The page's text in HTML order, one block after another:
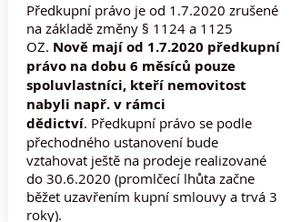
Předkupní právo je od 1.7.2020 zrušené
na základě změny § 1124 a 1125
OZ. Nově mají od 1.7.2020 předkupní
právo na dobu 6 měsíců pouze
spoluvlastníci, kteří nemovitost
nabyli např. v rámci
dědictví. Předkupní právo se podle
přechodného ustanovení bude
vztahovat ještě na prodeje realizované
do 30.6.2020 (promlčecí lhůta začne
běžet uzavřením kupní smlouvy a trvá 3
roky).